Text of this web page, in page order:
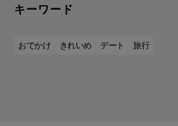
キーワード
おでかけ きれいめ デート 旅行